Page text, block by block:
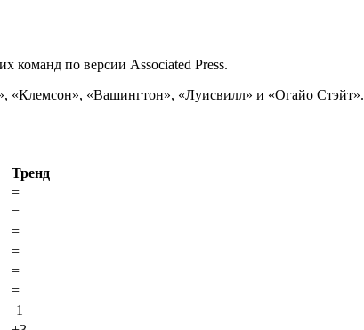
команд по версии Associated Press.
«Клемсон», «Вашингтон», «Луисвилл» и «Огайо Стэйт».
Тренд
=
=
=
=
=
=
+1